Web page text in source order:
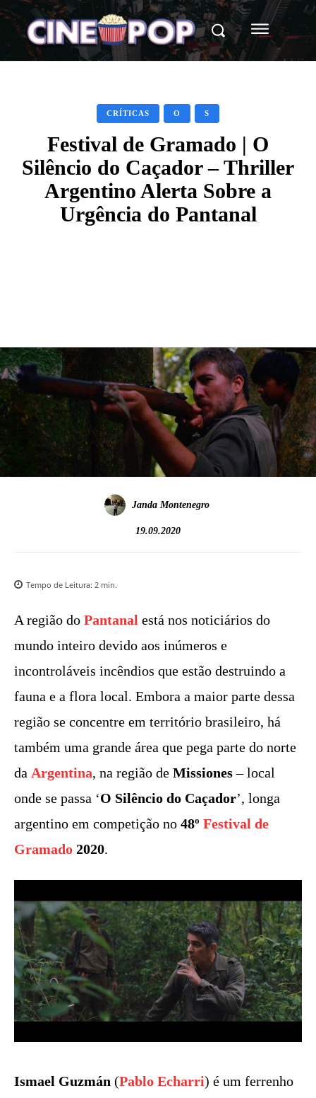
CRÍTICAS O S
Festival de Gramado | O
Silêncio do Caçador – Thriller
Argentino Alerta Sobre a
Urgência do Pantanal
Janda Montenegro
19.09.2020
Tempo de Leitura: 2 min.
A região do Pantanal está nos noticiários do
mundo inteiro devido aos inúmeros e
incontroláveis incêndios que estão destruindo a
fauna e a flora local. Embora a maior parte dessa
região se concentre em território brasileiro, há
também uma grande área que pega parte do norte
da Argentina, na região de Missiones– local
onde se passa ‘O Silêncio do Caçador’, longa
argentino em competição no 48º Festival de
Gramado 2020.
Ismael Guzmán (Pablo Echarri) é um ferrenho